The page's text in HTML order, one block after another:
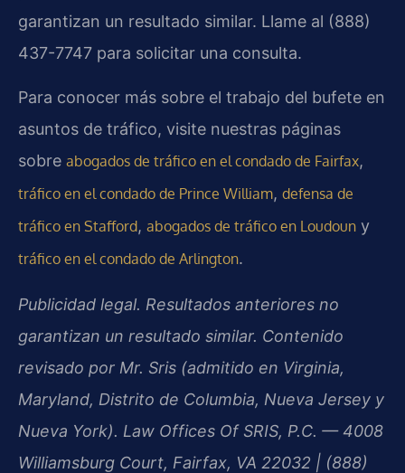
garantizan un resultado similar. Llame al (888)
437-7747 para solicitar una consulta.
Para conocer más sobre el trabajo del bufete en
asuntos de tráfico, visite nuestras páginas
sobre abogados de tráfico en el condado de Fairfax,
tráfico en el condado de Prince William, defensa de
tráfico en Stafford, abogados de tráfico en Loudoun y
tráfico en el condado de Arlington.
Publicidad legal. Resultados anteriores no
garantizan un resultado similar. Contenido
revisado por Mr. Sris (admitido en Virginia,
Maryland, Distrito de Columbia, Nueva Jersey y
Nueva York). Law Offices Of SRIS, P.C. — 4008
Williamsburg Court, Fairfax, VA 22032 | (888)